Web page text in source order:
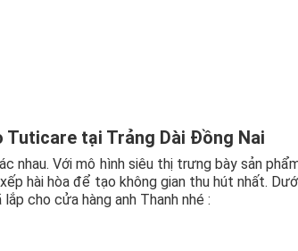
tại Trảng Dài Đồng Nai
nhau. Với mô hình siêu thị trưng bày sản
hài hòa để tạo không gian thu hút nhất.
cho cửa hàng anh Thanh nhé :